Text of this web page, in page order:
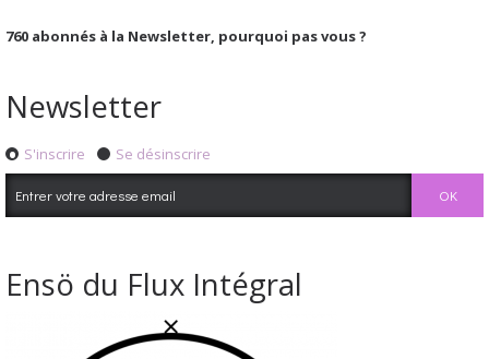
760 abonnés à la Newsletter, pourquoi pas vous ?
Newsletter
S'inscrire Se désinscrire
Ensö du Flux Intégral